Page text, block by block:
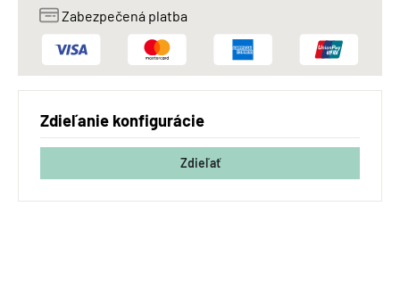
Zabezpečená platba
Zdieľanie konfigurácie
Zdieľať